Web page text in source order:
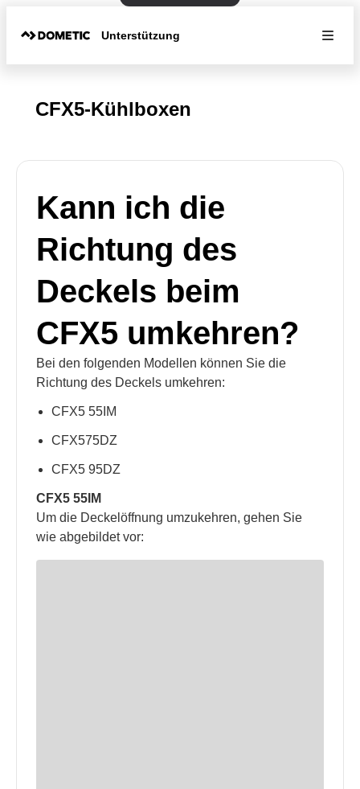
Unterstützung
CFX5-Kühlboxen
Kann ich die
Richtung des
Deckels beim
CFX5 umkehren?
Bei den folgenden Modellen können Sie die
Richtung des Deckels umkehren:
CFX5 55IM
CFX575DZ
CFX5 95DZ
CFX5 55IM
Um die Deckelöffnung umzukehren, gehen Sie
wie abgebildet vor: